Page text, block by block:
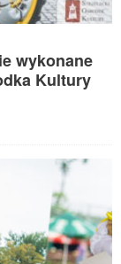
wykonane
Kultury